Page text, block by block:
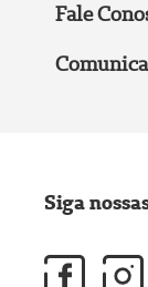
Fale
Siga